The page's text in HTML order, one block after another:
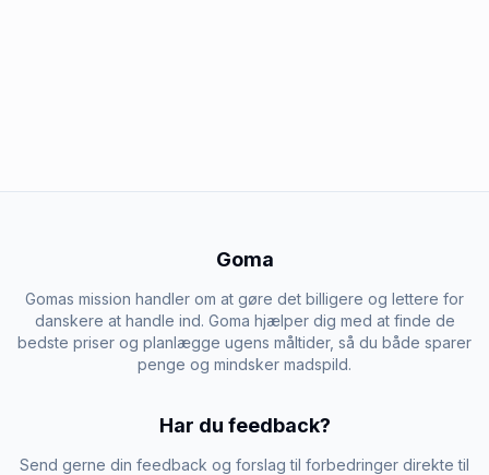
Goma
Gomas mission handler om at gøre det billigere og lettere for
danskere at handle ind. Goma hjælper dig med at finde de
bedste priser og planlægge ugens måltider, så du både sparer
penge og mindsker madspild.
Har du feedback?
Send gerne din feedback og forslag til forbedringer direkte til